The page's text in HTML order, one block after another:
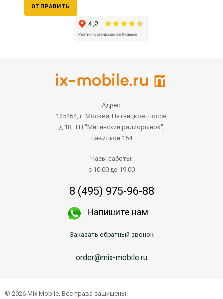
ОТПРАВИТЬ
Адрес:
125464, г. Москва, Пятницкое шоссе,
д.18, ТЦ "Митинский радиорынок",
павильон 154
Часы работы:
с 10.00 до 19.00
8 (495) 975-96-88
Напишите нам
Заказать обратный звонок
order@mix-mobile.ru
© 2026 Mix Mobile. Все права защищены.